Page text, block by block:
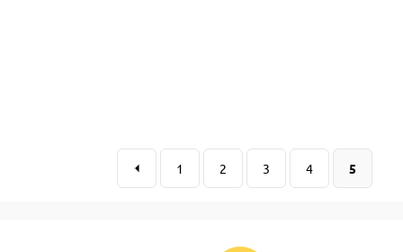
1 2 3 4 5